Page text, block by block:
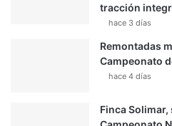
tracción
hace 3 días
Remontadas
Campeonato
hace 4 días
Finca